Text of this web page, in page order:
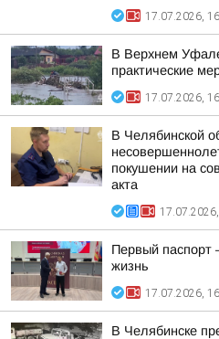
17.07.2026,
В Верхнем
практические
17.07.2026,
В Челябинской
покушении на
акта
Первый
жизнь
17.07.2026,
В Челябинске